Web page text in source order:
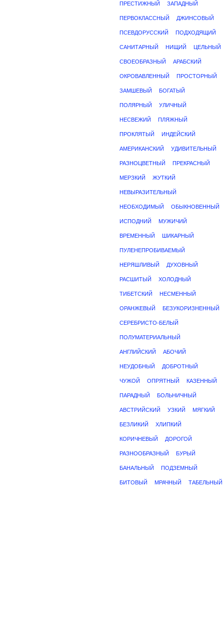
ПРЕСТИЖНЫЙ ЗАПАДНЫЙ
ПЕРВОКЛАССНЫЙ ДЖИНСОВЫЙ
ПСЕВДОРУССКИЙ ПОДХОДЯЩИЙ
САНИТАРНЫЙ НИЩИЙ ЦЕЛЬНЫЙ
СВОЕОБРАЗНЫЙ АРАБСКИЙ
ОКРОВАВЛЕННЫЙ ПРОСТОРНЫЙ
ЗАМШЕВЫЙ БОГАТЫЙ
ПОЛЯРНЫЙ УЛИЧНЫЙ
НЕСВЕЖИЙ ПЛЯЖНЫЙ
ПРОКЛЯТЫЙ ИНДЕЙСКИЙ
АМЕРИКАНСКИЙ УДИВИТЕЛЬНЫЙ
РАЗНОЦВЕТНЫЙ ПРЕКРАСНЫЙ
МЕРЗКИЙ ЖУТКИЙ
НЕВЫРАЗИТЕЛЬНЫЙ
НЕОБХОДИМЫЙ ОБЫКНОВЕННЫЙ
ИСПОДНИЙ МУЖИЧИЙ
ВРЕМЕННЫЙ ШИКАРНЫЙ
ПУЛЕНЕПРОБИВАЕМЫЙ
НЕРЯШЛИВЫЙ ДУХОВНЫЙ
РАСШИТЫЙ ХОЛОДНЫЙ
ТИБЕТСКИЙ НЕСМЕННЫЙ
ОРАНЖЕВЫЙ БЕЗУКОРИЗНЕННЫЙ
СЕРЕБРИСТО-БЕЛЫЙ
ПОЛУМАТЕРИАЛЬНЫЙ
АНГЛИЙСКИЙ АБОЧИЙ
НЕУДОБНЫЙ ДОБРОТНЫЙ
ЧУЖОЙ ОПРЯТНЫЙ КАЗЕННЫЙ
ПАРАДНЫЙ БОЛЬНИЧНЫЙ
АВСТРИЙСКИЙ УЗКИЙ МЯГКИЙ
БЕЗЛИКИЙ ХЛИПКИЙ
КОРИЧНЕВЫЙ ДОРОГОЙ
РАЗНООБРАЗНЫЙ БУРЫЙ
БАНАЛЬНЫЙ ПОДЗЕМНЫЙ
БИТОВЫЙ МРАЧНЫЙ ТАБЕЛЬНЫЙ